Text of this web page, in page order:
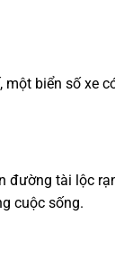
biển số xe
đường tài lộc
cuộc sống.